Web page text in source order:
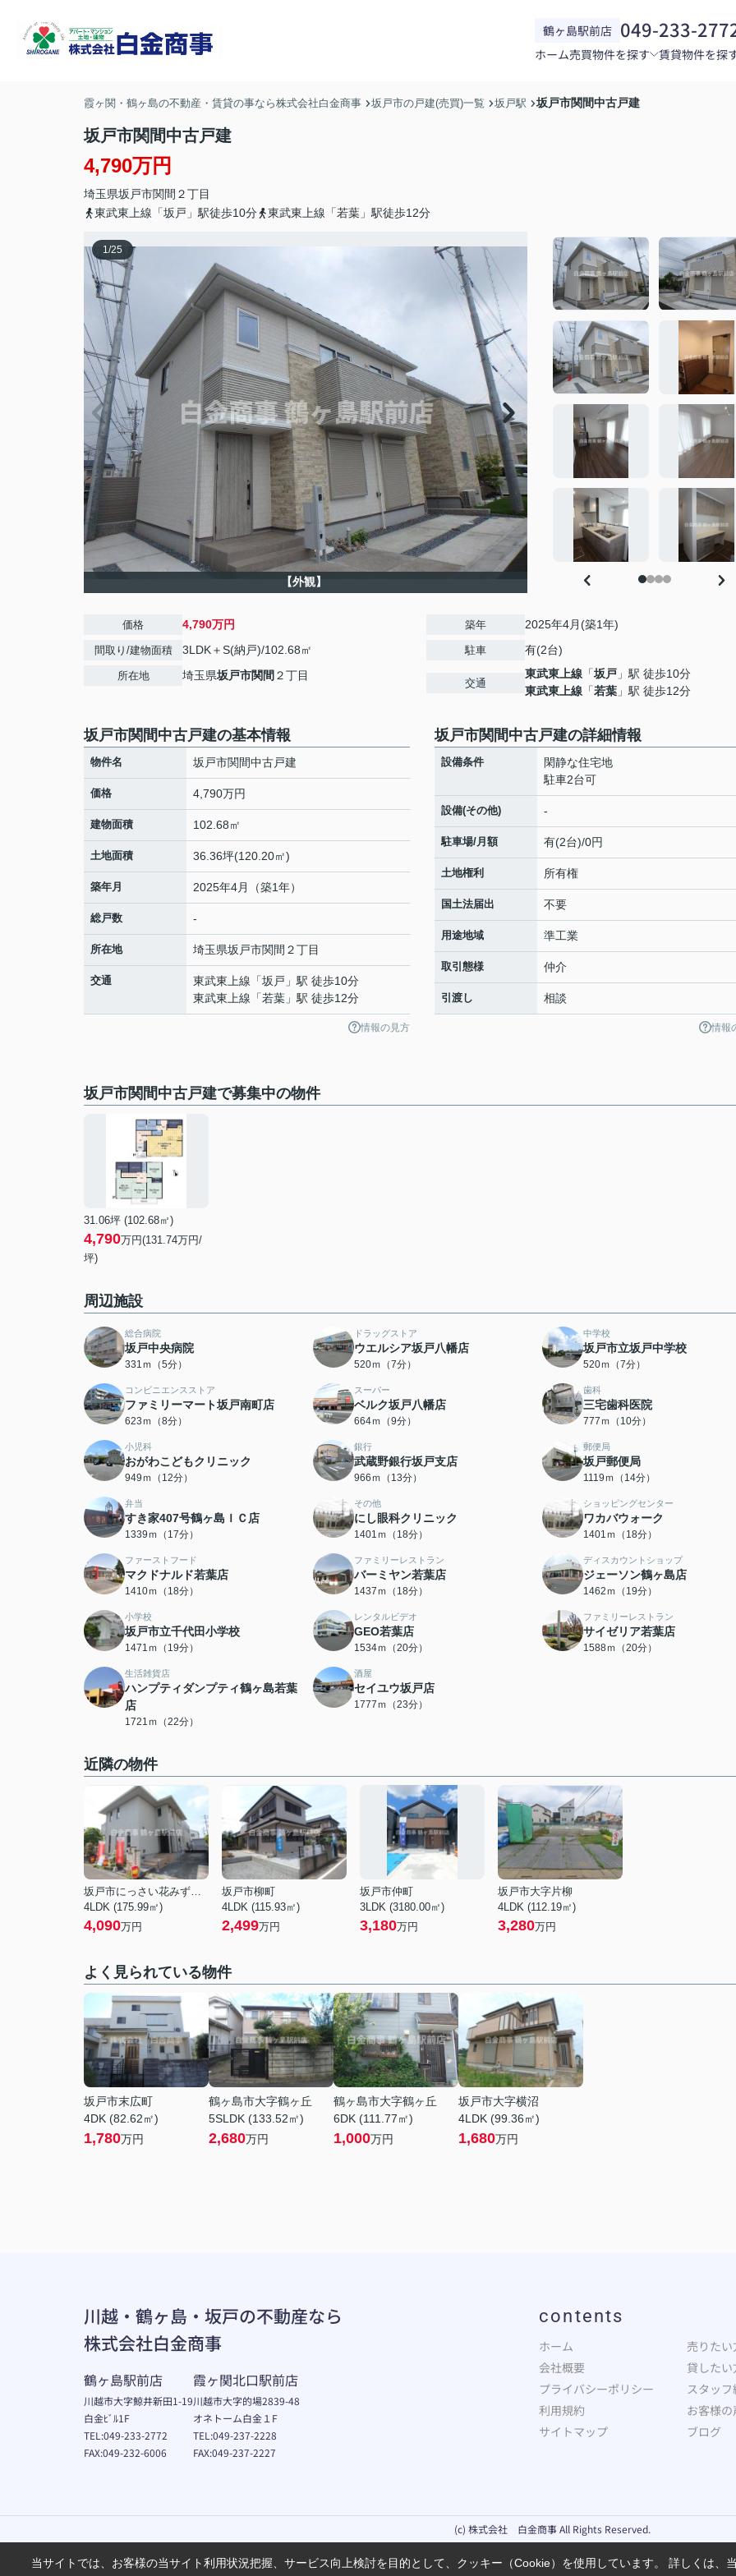
鶴ヶ島駅前店 049-233-
ホーム売買物件を探す 賃貸物件を探
霞ヶ関・鶴ヶ島の不動産・賃貸の事なら株式会社白金商事 坂戸市の戸建(売買)一覧 坂戸駅 坂戸市関間中古戸建
坂戸市関間中古戸建
4,790万円
埼玉県坂戸市関間 ２丁目
東武東上線「坂戸」駅徒歩10分
東武東上線「若葉」駅徒歩12分
1/25
【外観】
価格 4,790万円
間取り/建物面積 3LDK＋S(納戸)/102.68㎡
所在地 埼玉県坂戸市関間 ２丁目
築年 2025年4月(築1年)
駐車 有(2台)
交通
東武東上線 「坂戸 」駅 徒歩10分
東武東上線 「若葉 」駅 徒歩12分
坂戸市関間中古戸建の基本情報
物件名 坂戸市関間中古戸建
価格 4,790万円
建物面積 102.68㎡
土地面積 36.36坪(120.20㎡)
築年月 2025年4月（築1年）
総戸数 -
所在地 埼玉県坂戸市関間 ２丁目
交通 東武東上線 「坂戸 」駅 徒歩10分
東武東上線 「若葉 」駅 徒歩12分
情報の見方
坂戸市関間中古戸建の詳細情報
設備条件
閑静な住宅地
駐車2台可
設備(その他) -
駐車場/月額 有(2台)/0円
土地権利 所有権
国土法届出 不要
用途地域 準工業
取引態様 仲介
引渡し 相談
情報
坂戸市関間中古戸建で募集中の物件
31.06坪 (102.68㎡)
4,790万円(131.74万円/
坪)
周辺施設
総合病院
坂戸中央病院
331ｍ（5分）
ドラッグストア
ウエルシア坂戸八幡店
520ｍ（7分）
中学校
坂戸市立坂戸中学校
520ｍ（7分）
コンビニエンスストア
ファミリーマート坂戸南町店
623ｍ（8分）
スーパー
ベルク坂戸八幡店
664ｍ（9分）
歯科
三宅歯科医院
777ｍ（10分）
小児科
おがわこどもクリニック
949ｍ（12分）
銀行
武蔵野銀行坂戸支店
966ｍ（13分）
郵便局
坂戸郵便局
1119ｍ（14分）
弁当
すき家407号鶴ヶ島ＩＣ店
1339ｍ（17分）
その他
にし眼科クリニック
1401ｍ（18分）
ショッピングセンター
ワカバウォーク
1401ｍ（18分）
ファーストフード
マクドナルド若葉店
1410ｍ（18分）
ファミリーレストラン
バーミヤン若葉店
1437ｍ（18分）
ディスカウントショップ
ジェーソン鶴ヶ島店
1462ｍ（19分）
小学校
坂戸市立千代田小学校
1471ｍ（19分）
レンタルビデオ
GEO若葉店
1534ｍ（20分）
ファミリーレストラン
サイゼリア若葉店
1588ｍ（20分）
生活雑貨店
ハンプティダンプティ鶴ヶ島若葉
店
1721ｍ（22分）
酒屋
セイユウ坂戸店
1777ｍ（23分）
近隣の物件
坂戸市にっさい花みず木７丁目
4LDK (175.99㎡)
4,090万円
坂戸市柳町
4LDK (115.93㎡)
2,499万円
坂戸市仲町
3LDK (3180.00㎡)
3,180万円
坂戸市大字片柳
4LDK (112.19㎡)
3,280万円
よく見られている物件
坂戸市末広町
4DK (82.62㎡)
1,780万円
鶴ヶ島市大字鶴ヶ丘
5SLDK (133.52㎡)
2,680万円
鶴ヶ島市大字鶴ヶ丘
6DK (111.77㎡)
1,000万円
坂戸市大字横沼
4LDK (99.36㎡)
1,680万円
川越・鶴ヶ島・坂戸の不動産なら
株式会社白金商事
鶴ヶ島駅前店
川越市大字鯨井新田1-19
白金ﾋﾞﾙ1F
TEL:049-233-2772
FAX:049-232-6006
霞ヶ関北口駅前店
川越市大字的場2839-48
オネトーム白金１F
TEL:049-237-2228
FAX:049-237-2227
contents
ホーム
売りたい
会社概要
貸したい
プライバシーポリシー
スタッ
利用規約
お客様の
サイトマップ
ブログ
(c) 株式会社 白金商事 All Rights Reserved.
当サイトでは、お客様の当サイト利用状況把握、サービス向上検討を目的として、クッキー（Cookie）を使用しています。 詳しくは、